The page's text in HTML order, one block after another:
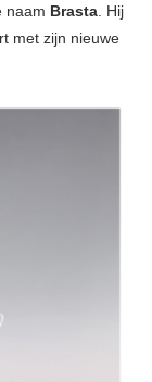
naam Brasta. Hij
met zijn nieuwe